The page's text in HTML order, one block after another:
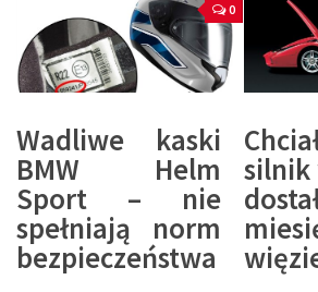
0
Wadliwe kaski
BMW Helm
Sport – nie
spełniają norm
bezpieczeństwa
silnik